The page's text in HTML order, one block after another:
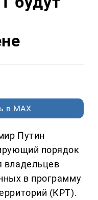
в MAX
Путин
порядок
владельцев
в программу
(КРТ).